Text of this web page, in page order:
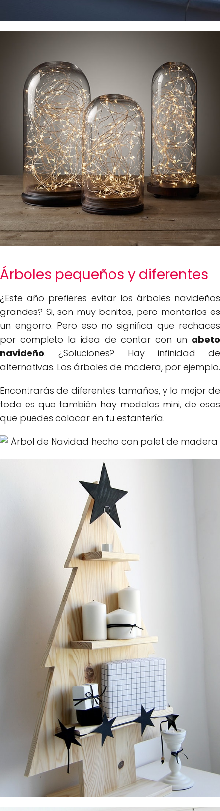
Árboles pequeños y diferentes
¿Este año prefieres evitar los árboles navideños
grandes? Si, son muy bonitos, pero montarlos es
un engorro. Pero eso no significa que rechaces
por completo la idea de contar con un abeto
navideño. ¿Soluciones? Hay infinidad de
alternativas. Los árboles de madera, por ejemplo.
Encontrarás de diferentes tamaños, y lo mejor de
todo es que también hay modelos mini, de esos
que puedes colocar en tu estantería.